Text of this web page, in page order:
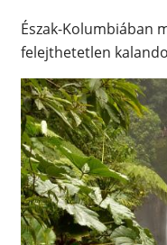
Észak-Kolumbiában
felejthetetlen